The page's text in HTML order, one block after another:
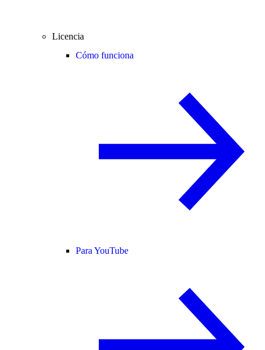
Licencia
Cómo funciona
Para YouTube